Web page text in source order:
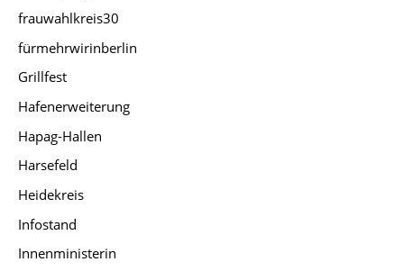
frauwahlkreis30
fürmehrwirinberlin
Grillfest
Hafenerweiterung
Hapag-Hallen
Harsefeld
Heidekreis
Infostand
Innenministerin